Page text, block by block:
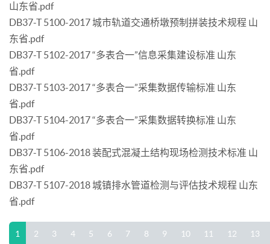
山东省.pdf
DB37-T 5100-2017 城市轨道交通桥墩预制拼装技术规程 山
东省.pdf
DB37-T 5102-2017 “多表合一”信息采集建设标准 山东
省.pdf
DB37-T 5103-2017 “多表合一”采集数据传输标准 山东
省.pdf
DB37-T 5104-2017 “多表合一”采集数据转换标准 山东
省.pdf
DB37-T 5106-2018 装配式混凝土结构现场检测技术标准 山
东省.pdf
DB37-T 5107-2018 城镇排水管道检测与评估技术规程 山东
省.pdf
1 2 3 4 5 6 7 8 9 10 11 12 13